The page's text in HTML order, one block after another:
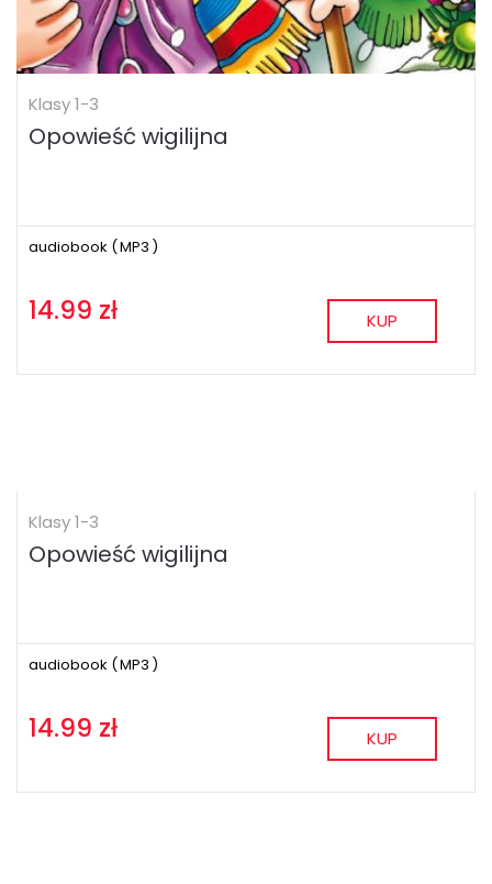
Klasy 1-3
Opowieść wigilijna
audiobook (MP3 )
14.99 zł KUP
Klasy 1-3
Opowieść wigilijna
audiobook (MP3 )
14.99 zł KUP